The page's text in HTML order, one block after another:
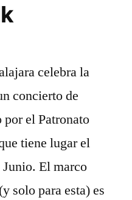
celebra la
concierto de
el Patronato
tiene lugar el
Junio. El marco
solo para esta) es